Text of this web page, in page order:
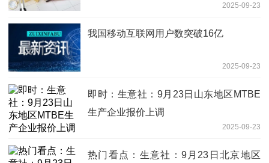
2025-09-23
我国移动互联网用户数突破16亿
2025-09-23
即时：生意社：9月23日山东地区MTBE
生产企业报价上调
2025-09-23
热门看点：生意社：9月23日北京地区